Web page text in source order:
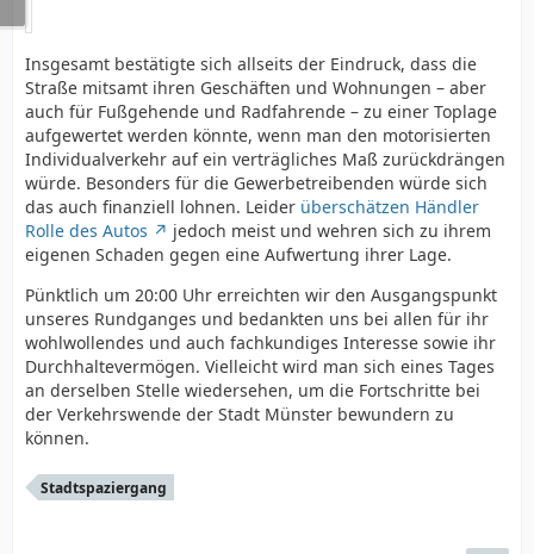
Insgesamt bestätigte sich allseits der Eindruck, dass die
Straße mitsamt ihren Geschäften und Wohnungen – aber
auch für Fußgehende und Radfahrende – zu einer Toplage
aufgewertet werden könnte, wenn man den motorisierten
Individualverkehr auf ein verträgliches Maß zurückdrängen
würde. Besonders für die Gewerbetreibenden würde sich
das auch finanziell lohnen. Leider überschätzen Händler
Rolle des Autos
jedoch meist und wehren sich zu ihrem
eigenen Schaden gegen eine Aufwertung ihrer Lage.
Pünktlich um 20:00 Uhr erreichten wir den Ausgangspunkt
unseres Rundganges und bedankten uns bei allen für ihr
wohlwollendes und auch fachkundiges Interesse sowie ihr
Durchhaltevermögen. Vielleicht wird man sich eines Tages
an derselben Stelle wiedersehen, um die Fortschritte bei
der Verkehrswende der Stadt Münster bewundern zu
können.
Stadtspaziergang